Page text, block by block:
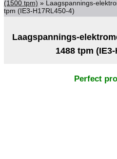
(1500 tpm) » Laagspannings-
tpm (IE3-H17RL450-4)
Laagspannings-
1488 tpm
Perfect